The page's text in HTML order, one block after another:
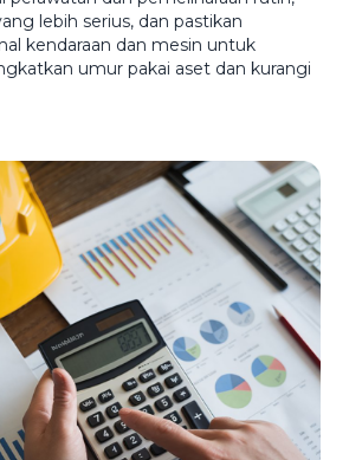
lebih serius, dan pastikan
kendaraan dan mesin untuk
umur pakai aset dan kurangi